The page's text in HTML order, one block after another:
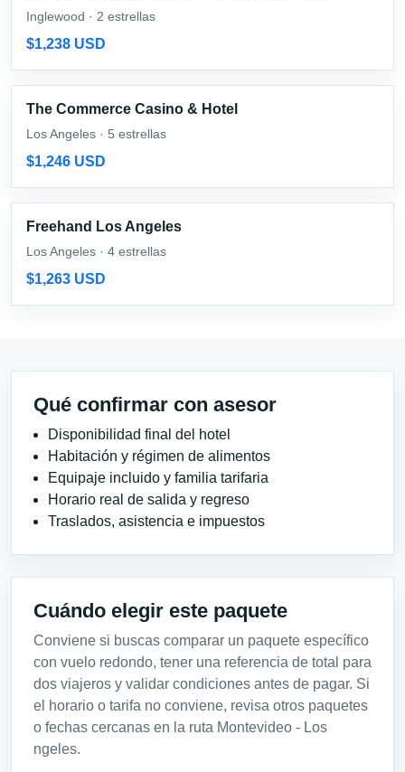
Inglewood · 2 estrellas
$1,238 USD
The Commerce Casino & Hotel
Los Angeles · 5 estrellas
$1,246 USD
Freehand Los Angeles
Los Angeles · 4 estrellas
$1,263 USD
Qué confirmar con asesor
Disponibilidad final del hotel
Habitación y régimen de alimentos
Equipaje incluido y familia tarifaria
Horario real de salida y regreso
Traslados, asistencia e impuestos
Cuándo elegir este paquete
Conviene si buscas comparar un paquete específico
con vuelo redondo, tener una referencia de total para
dos viajeros y validar condiciones antes de pagar. Si
el horario o tarifa no conviene, revisa otros paquetes
o fechas cercanas en la ruta Montevideo - Los
ngeles.